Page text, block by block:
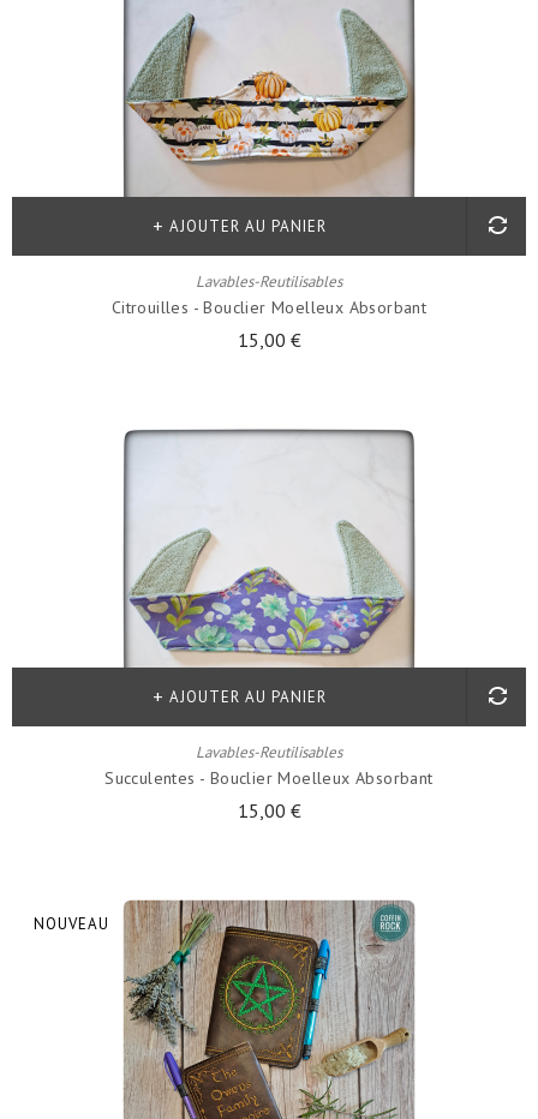
Lavables-Reutilisables
Citrouilles - Bouclier Moelleux Absorbant
15,00 €
AJOUTER AU PANIER
Lavables-Reutilisables
Succulentes - Bouclier Moelleux Absorbant
15,00 €
AJOUTER AU PANIER
NOUVEAU